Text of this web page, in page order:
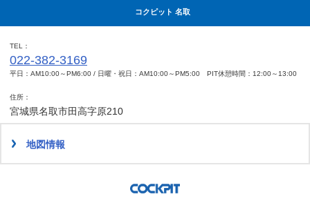
コクピット 名取
TEL
022-382-3169
平日：AM10:00～PM6:00 / 日曜・祝日：AM10:00～PM5:00 PIT休憩時間：12:00～13:00
住所
宮城県名取市田高字原210
地図情報